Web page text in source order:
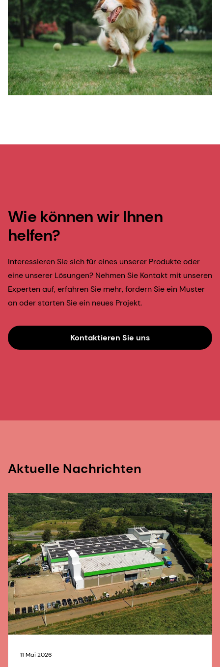
Wie können wir Ihnen
helfen?
Interessieren Sie sich für eines unserer Produkte oder
eine unserer Lösungen? Nehmen Sie Kontakt mit unseren
Experten auf, erfahren Sie mehr, fordern Sie ein Muster
an oder starten Sie ein neues Projekt.
Kontaktieren Sie uns
Aktuelle Nachrichten
11 Mai 2026